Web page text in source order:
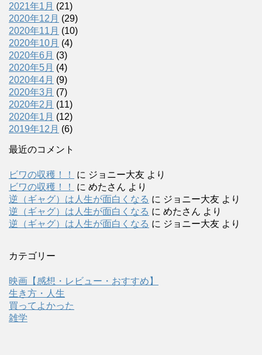
2021年1月 (21)
2020年12月 (29)
2020年11月 (10)
2020年10月 (4)
2020年6月 (3)
2020年5月 (4)
2020年4月 (9)
2020年3月 (7)
2020年2月 (11)
2020年1月 (12)
2019年12月 (6)
最近のコメント
ビワの収穫！！ に ジョニー大友 より
ビワの収穫！！
に めたさん より
逆（ギャグ）は人生が面白くなる に ジョニー大友 より
逆（ギャグ）は人生が面白くなる に めたさん より
逆（ギャグ）は人生が面白くなる に ジョニー大友 より
カテゴリー
映画【感想・レビュー・おすすめ】
生き方・人生
買ってよかった
雑学